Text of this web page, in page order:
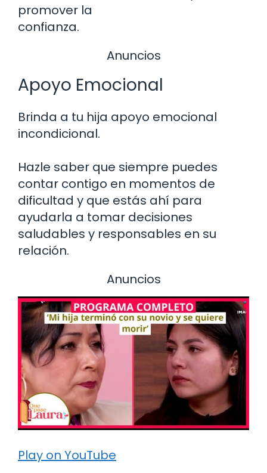
promover la
confianza.
Anuncios
Apoyo Emocional
Brinda a tu hija apoyo emocional
incondicional.
Hazle saber que siempre puedes
contar contigo en momentos de
dificultad y que estás ahí para
ayudarla a tomar decisiones
saludables y responsables en su
relación.
Anuncios
Play on YouTube